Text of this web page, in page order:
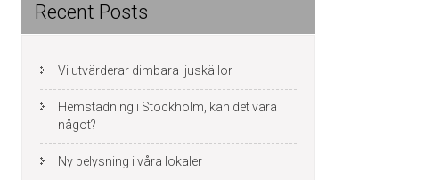
Recent Posts
Vi utvärderar dimbara ljuskällor
Hemstädning i Stockholm, kan det vara
något?
Ny belysning i våra lokaler